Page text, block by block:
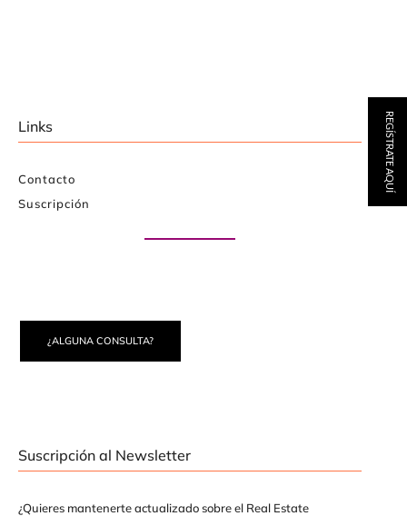
Links
Contacto
Suscripción
¿ALGUNA CONSULTA?
Suscripción al Newsletter
¿Quieres mantenerte actualizado sobre el Real Estate
REGÍSTRATE AQUÍ